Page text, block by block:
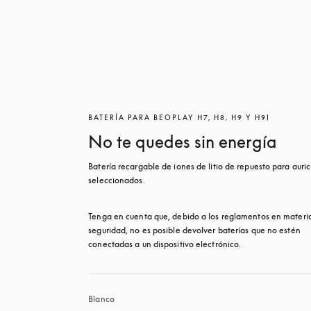
BATERÍA PARA BEOPLAY H7, H8, H9 Y H9I
No te quedes sin energía
Batería recargable de iones de litio de repuesto para
seleccionados.
Tenga en cuenta que, debido a los reglamentos en
seguridad, no es posible devolver baterías que no estén
conectadas a un dispositivo electrónico.
Blanco